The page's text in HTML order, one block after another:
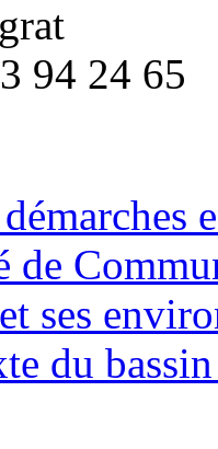
94 24 65
de
ses
du